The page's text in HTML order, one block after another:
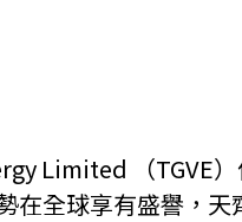
Limited （TGVE
全球享有盛譽，